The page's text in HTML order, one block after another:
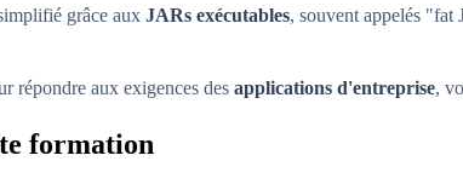
grâce aux JARs exécutables, souvent appelés
répondre aux exigences des applications d'entreprise,
formation